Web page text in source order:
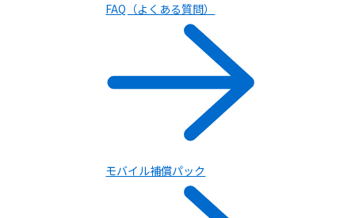
FAQ（よくある質問）
モバイル補償パック